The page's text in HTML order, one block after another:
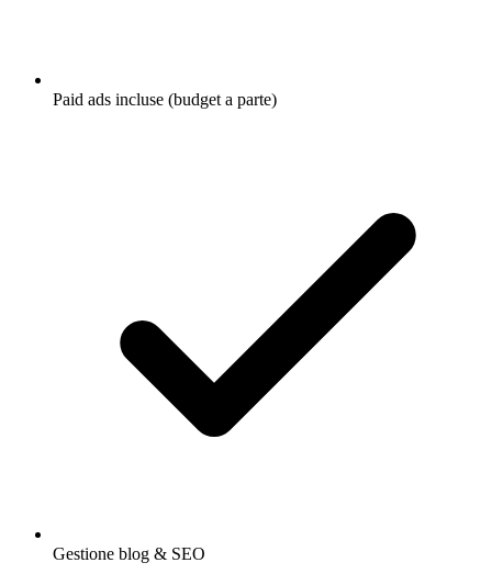
Paid ads incluse (budget a parte)
Gestione blog & SEO